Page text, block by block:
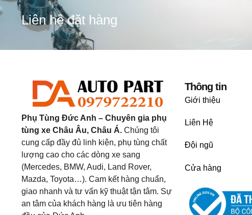
Liên hệ đặt hàng
Phụ Tùng Đức Anh – Chuyên gia phụ
tùng xe Châu Âu, Châu Á. Chúng tôi
cung cấp đầy đủ linh kiện, phụ tùng chất
lượng cao cho các dòng xe sang
(Mercedes, BMW, Audi, Land Rover,
Mazda, Toyota…). Cam kết hàng chuẩn,
giao nhanh và tư vấn kỹ thuật tận tâm. Sự
an tâm của khách hàng là ưu tiên hàng
Thông tin
Giới thiệu
Liên Hệ
Đội ngũ
Cửa hàng